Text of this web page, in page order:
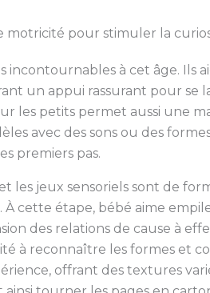
motricité pour stimuler la
incontournables à cet âge. Ils
un appui rassurant pour se
les petits permet aussi une
avec des sons ou des
premiers pas.
les jeux sensoriels sont de
cette étape, bébé aime
des relations de cause à
à reconnaître les formes et
offrant des textures